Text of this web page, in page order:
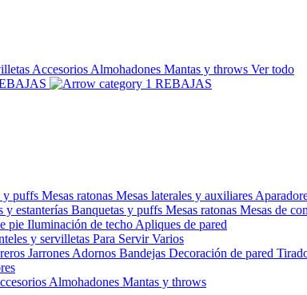
Accesorios Almohadones Mantas y throws Ver todo
REBAJAS
y puffs Mesas ratonas Mesas laterales y auxiliares
y estanterías Banquetas y puffs Mesas ratonas Mesas de
pie Iluminación de techo Apliques de pared
y servilletas Para ServirVarios
Jarrones Adornos Bandejas Decoración de pared
Almohadones Mantas y throws